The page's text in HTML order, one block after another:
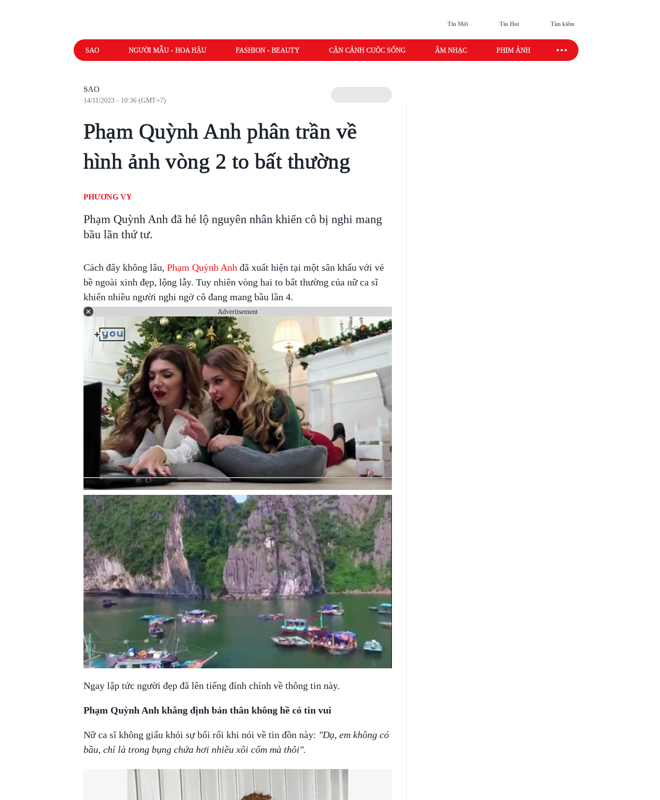
Tin Mới Tin Hot Tìm kiếm
SAO NGƯỜI MẪU - HOA HẬU FASHION - BEAUTY CẬN CẢNH CUỘC SỐNG ÂM NHẠC PHIM ẢNH SAO SPORT
SAO
14/11/2023 - 10:36 (GMT+7)
Phạm Quỳnh Anh phân trần về
hình ảnh vòng 2 to bất thường
PHƯƠNG VY
Phạm Quỳnh Anh đã hé lộ nguyên nhân khiến cô bị nghi mang
bầu lần thứ tư.
Cách đây không lâu, Phạm Quỳnh Anh đã xuất hiện tại một sân khấu với vẻ
bề ngoài xinh đẹp, lộng lẫy. Tuy nhiên vòng hai to bất thường của nữ ca sĩ
khiến nhiều người nghi ngờ cô đang mang bầu lần 4.
Advertisement
Next video in 3
Cancel
Ngay lập tức người đẹp đã lên tiếng đính chính về thông tin này.
Phạm Quỳnh Anh khẳng định bản thân không hề có tin vui
Nữ ca sĩ không giấu khỏi sự bối rối khi nói về tin đồn này: "Dạ, em không có
bầu, chỉ là trong bụng chứa hơi nhiều xôi cốm mà thôi".